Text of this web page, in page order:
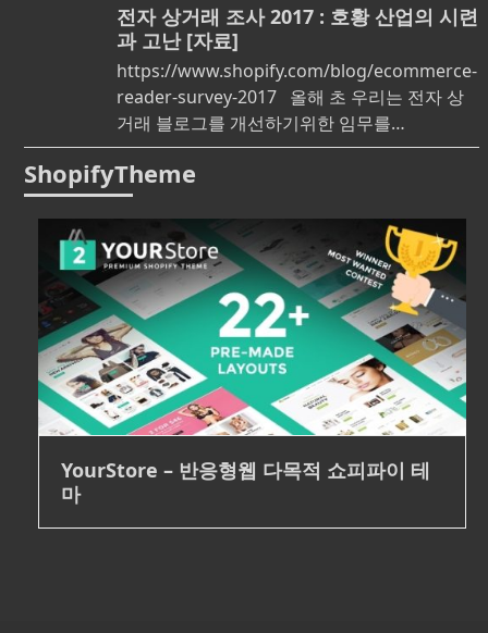
전자 상거래 조사 2017 : 호황 산업의 시련
과 고난 [자료]
https://www.shopify.com/blog/ecommerce-
reader-survey-2017 올해 초 우리는 전자 상
거래 블로그를 개선하기위한 임무를…
ShopifyTheme
YourStore – 반응형웹 다목적 쇼피파이 테
마